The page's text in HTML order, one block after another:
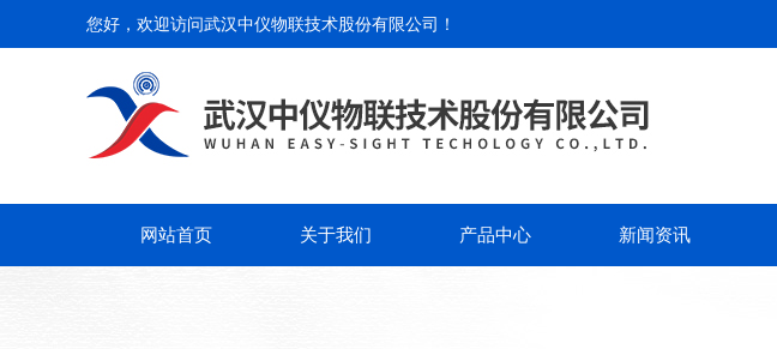
您好，欢迎访问武汉中仪物联技术股份有限公司 ！
网站首页 关于我们 产品中心 新闻资讯